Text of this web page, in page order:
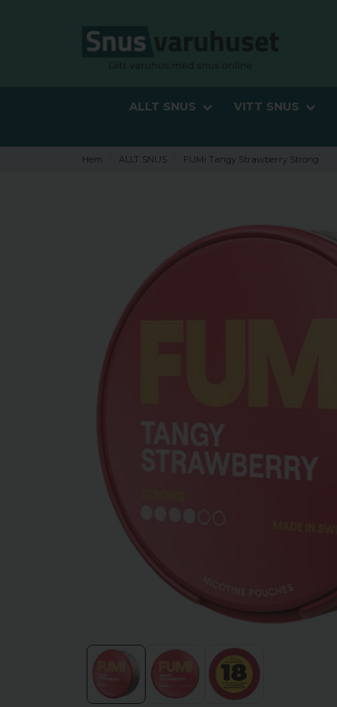
ALLT SNUS VITT SNUS
Hem ALLT SNUS FUMi Tangy Strawberry Strong